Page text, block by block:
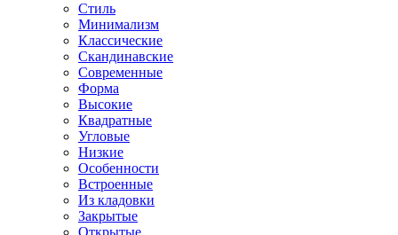
Стиль
Минимализм
Классические
Скандинавские
Современные
Форма
Высокие
Квадратные
Угловые
Низкие
Особенности
Встроенные
Из кладовки
Закрытые
Открытые